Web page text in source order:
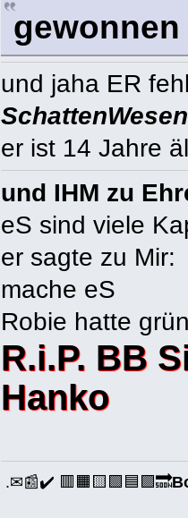
und jaha ER
SchattenWesen
er ist 14 Jahre
und IHM zu
eS sind viele
er sagte zu
mache eS
Robie hatte
R.i.P. BB
Hanko
.✉📰✔️ 🟥🟧🟨🟩🟦🟪🔜